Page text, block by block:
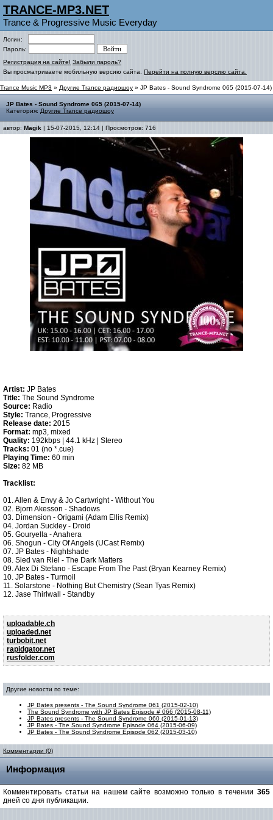
TRANCE-MP3.NET
Trance & Progressive Music Everyday
Логин:
Пароль:
Регистрация на сайте! Забыли пароль?
Вы просматриваете мобильную версию сайта. Перейти на полную версию сайта.
Trance Music MP3 » Другие Trance радиошоу » JP Bates - Sound Syndrome 065 (2015-07-14)
JP Bates - Sound Syndrome 065 (2015-07-14)
Категория: Другие Trance радиошоу
автор: Magik | 15-07-2015, 12:14 | Просмотров: 716
Artist: JP Bates
Title: The Sound Syndrome
Source: Radio
Style: Trance, Progressive
Release date: 2015
Format: mp3, mixed
Quality: 192kbps | 44.1 kHz | Stereo
Tracks: 01 (no *.cue)
Playing Time: 60 min
Size: 82 MB
Tracklist:
01. Allen & Envy & Jo Cartwright - Without You
02. Bjorn Akesson - Shadows
03. Dimension - Origami (Adam Ellis Remix)
04. Jordan Suckley - Droid
05. Gouryella - Anahera
06. Shogun - City Of Angels (UCast Remix)
07. JP Bates - Nightshade
08. Sied van Riel - The Dark Matters
09. Alex Di Stefano - Escape From The Past (Bryan Kearney Remix)
10. JP Bates - Turmoil
11. Solarstone - Nothing But Chemistry (Sean Tyas Remix)
12. Jase Thirlwall - Standby
uploadable.ch
uploaded.net
turbobit.net
rapidgator.net
rusfolder.com
Другие новости по теме:
JP Bates presents - The Sound Syndrome 061 (2015-02-10)
The Sound Syndrome with JP Bates Episode # 066 (2015-08-11)
JP Bates presents - The Sound Syndrome 060 (2015-01-13)
JP Bates - The Sound Syndrome Episode 064 (2015-06-09)
JP Bates - The Sound Syndrome Episode 062 (2015-03-10)
Комментарии (0)
Информация
Комментировать статьи на нашем сайте возможно только в течении 365
дней со дня публикации.